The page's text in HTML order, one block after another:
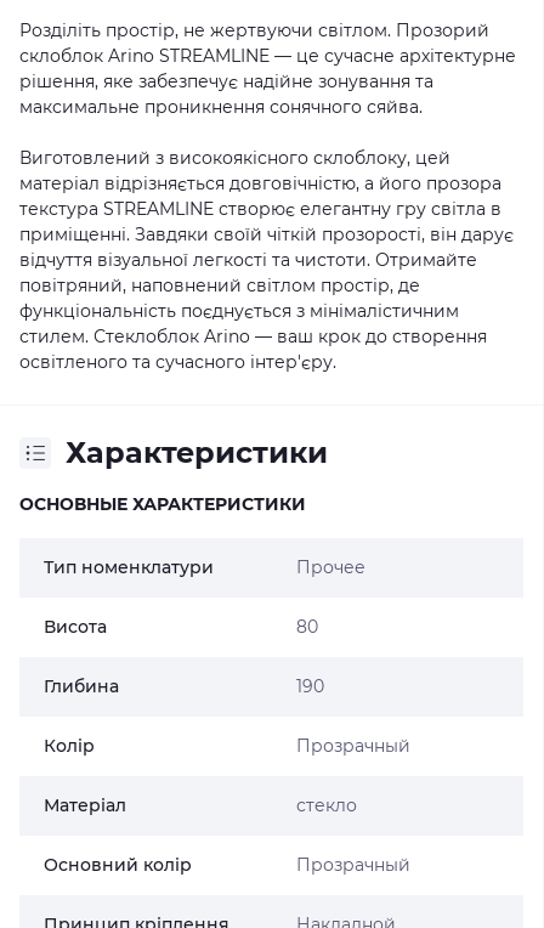
Розділіть простір, не жертвуючи світлом. Прозорий
склоблок Arino STREAMLINE — це сучасне архітектурне
рішення, яке забезпечує надійне зонування та
максимальне проникнення сонячного сяйва.
Виготовлений з високоякісного склоблоку, цей
матеріал відрізняється довговічністю, а його прозора
текстура STREAMLINE створює елегантну гру світла в
приміщенні. Завдяки своїй чіткій прозорості, він дарує
відчуття візуальної легкості та чистоти. Отримайте
повітряний, наповнений світлом простір, де
функціональність поєднується з мінімалістичним
стилем. Стеклоблок Arino — ваш крок до створення
освітленого та сучасного інтер'єру.
Характеристики
ОСНОВНЫЕ ХАРАКТЕРИСТИКИ
Тип номенклатури Прочее
Висота 80
Глибина 190
Колір Прозрачный
Матеріал стекло
Основний колір Прозрачный